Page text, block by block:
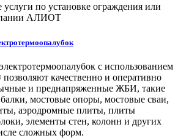
по установке ограждения или
АЛИОТ
с использованием
качественно и оперативно
и преднапряженные ЖБИ, такие
мостовые опоры, мостовые сваи,
аэродромные плиты, плиты
элементы стен, колонн и других
сложных форм.